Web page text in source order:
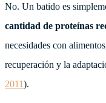
No. Un batido es
cantidad de proteínas
necesidades con
recuperación y la
2011).